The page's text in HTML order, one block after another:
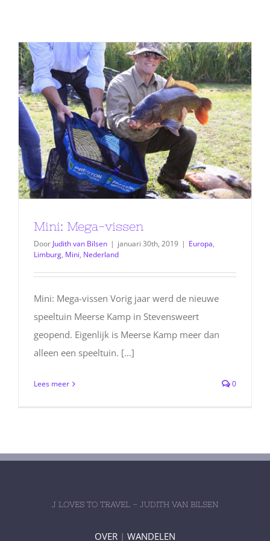
Mini: Mega-vissen
Door Judith van Bilsen | januari 30th, 2019 | Europa,
Limburg, Mini, Nederland
Mini: Mega-vissen Vorig jaar werd de nieuwe
speeltuin Meerse Kamp in Stevensweert
geopend. Eigenlijk is Meerse Kamp meer dan
alleen een speeltuin. [...]
Lees meer 0
J LOVES TO TRAVEL – JUDITH VAN BILSEN
OVER | WANDELEN